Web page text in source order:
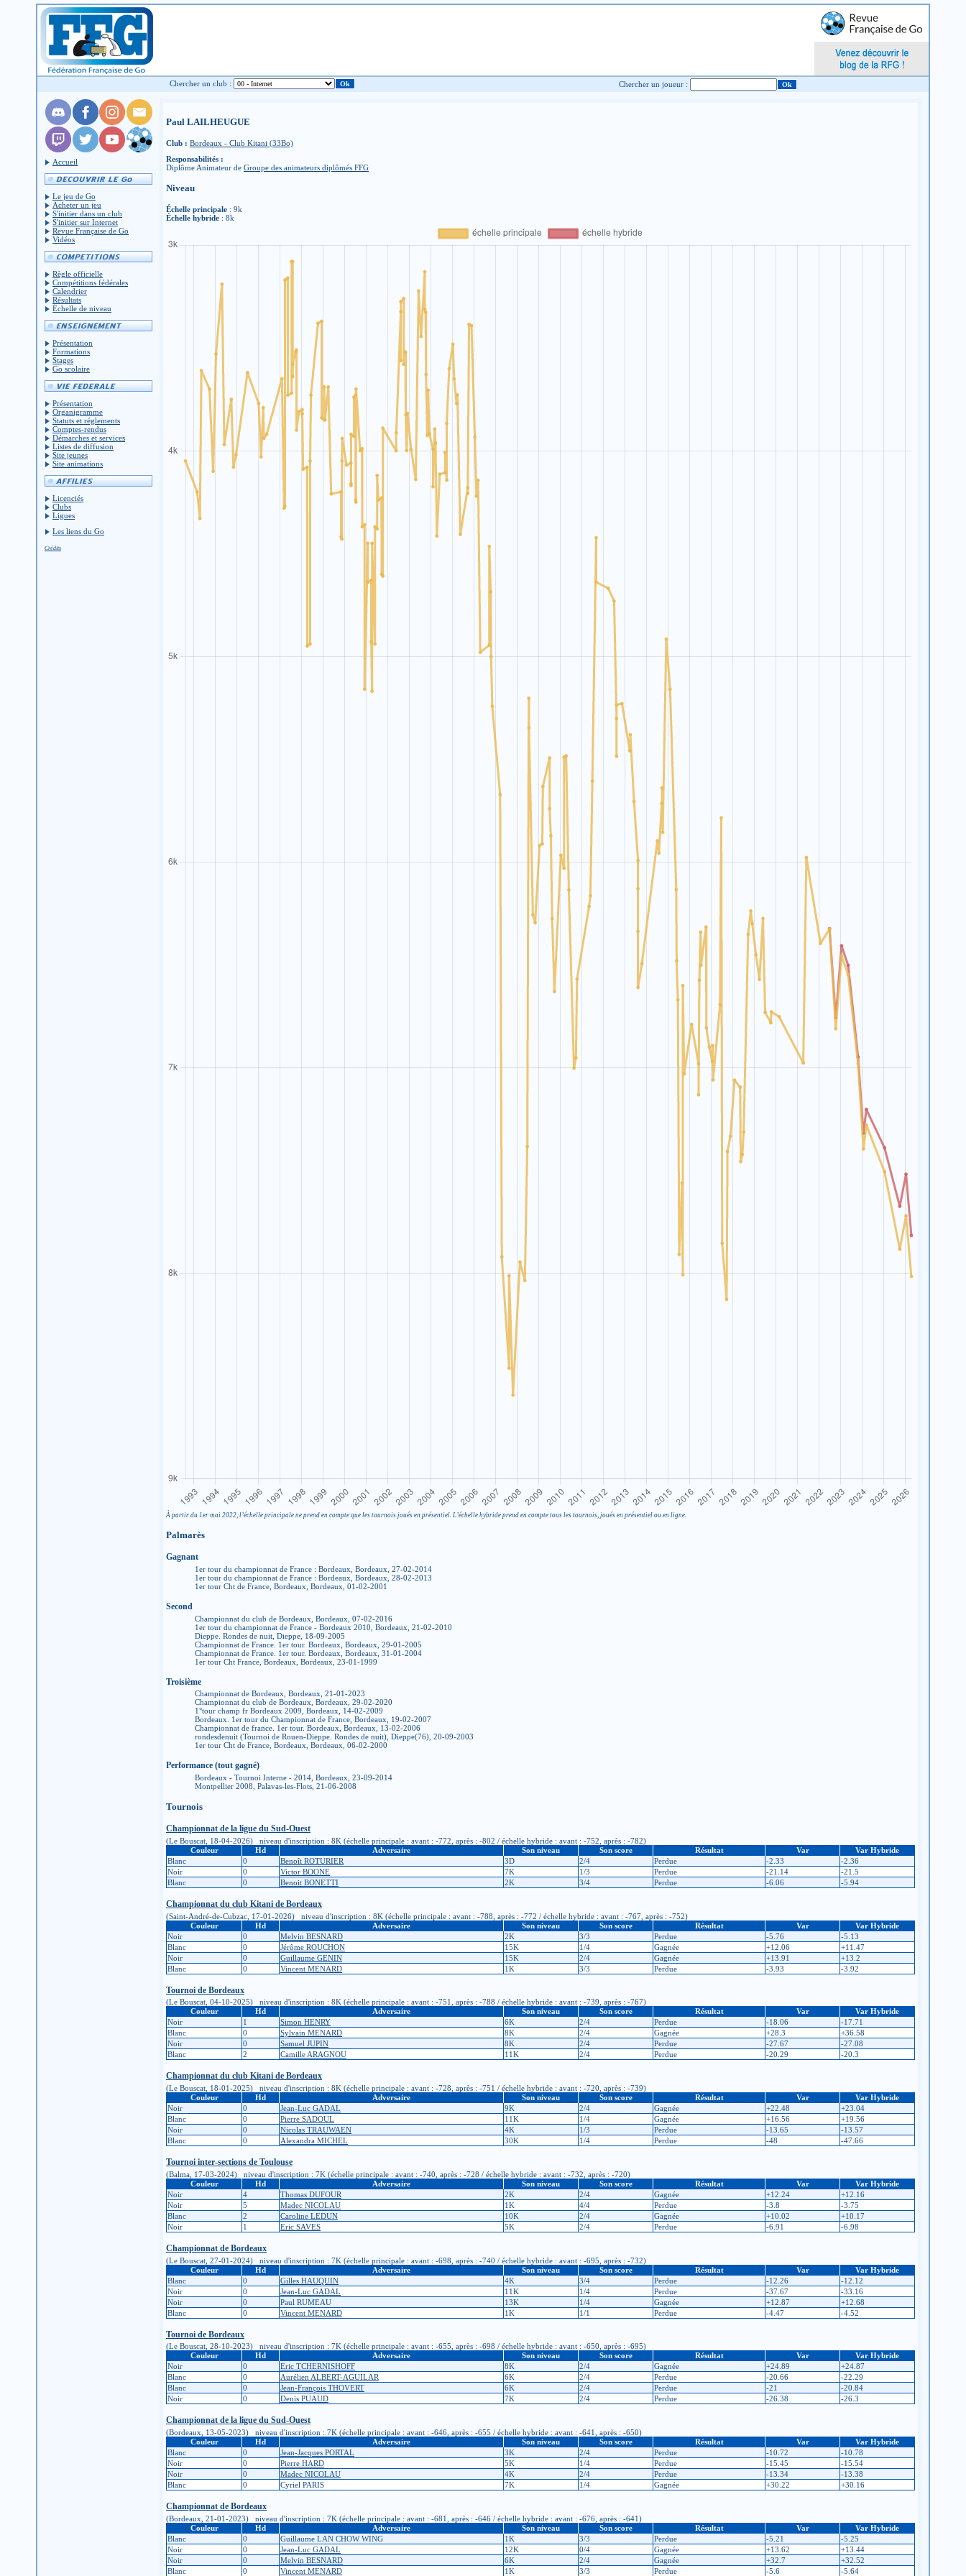
Chercher un club : Chercher un joueur :
Accueil
Le jeu de Go
Acheter un jeu
S'initier dans un club
S'initier sur Internet
Revue Française de Go
Vidéos
Règle officielle
Compétitions fédérales
Calendrier
Résultats
Échelle de niveau
Présentation
Formations
Stages
Go scolaire
Présentation
Organigramme
Statuts et réglements
Comptes-rendus
Démarches et services
Listes de diffusion
Site jeunes
Site animations
Licenciés
Clubs
Ligues
Les liens du Go
Crédits
Paul LAILHEUGUE
Club : Bordeaux - Club Kitani (33Bo)
Responsabilités :
Diplôme Animateur de Groupe des animateurs diplômés FFG
Niveau
Échelle principale : 9k
Échelle hybride : 8k
À partir du 1er mai 2022, l’échelle principale ne prend en compte que les tournois joués en présentiel. L’échelle hybride prend en compte tous les tournois, joués en présentiel ou en ligne.
Palmarès
Gagnant
1er tour du championnat de France : Bordeaux, Bordeaux, 27-02-2014
1er tour du championnat de France : Bordeaux, Bordeaux, 28-02-2013
1er tour Cht de France, Bordeaux, Bordeaux, 01-02-2001
Second
Championnat du club de Bordeaux, Bordeaux, 07-02-2016
1er tour du championnat de France - Bordeaux 2010, Bordeaux, 21-02-2010
Dieppe. Rondes de nuit, Dieppe, 18-09-2005
Championnat de France. 1er tour. Bordeaux, Bordeaux, 29-01-2005
Championnat de France. 1er tour. Bordeaux, Bordeaux, 31-01-2004
1er tour Cht France, Bordeaux, Bordeaux, 23-01-1999
Troisième
Championnat de Bordeaux, Bordeaux, 21-01-2023
Championnat du club de Bordeaux, Bordeaux, 29-02-2020
1°tour champ fr Bordeaux 2009, Bordeaux, 14-02-2009
Bordeaux. 1er tour du Championnat de France, Bordeaux, 19-02-2007
Championnat de france. 1er tour. Bordeaux, Bordeaux, 13-02-2006
rondesdenuit (Tournoi de Rouen-Dieppe. Rondes de nuit), Dieppe(76), 20-09-2003
1er tour Cht de France, Bordeaux, Bordeaux, 06-02-2000
Performance (tout gagné)
Bordeaux - Tournoi Interne - 2014, Bordeaux, 23-09-2014
Montpellier 2008, Palavas-les-Flots, 21-06-2008
Tournois
Championnat de la ligue du Sud-Ouest
(Le Bouscat, 18-04-2026) niveau d'inscription : 8K (échelle principale : avant : -772, après : -802 / échelle hybride : avant : -752, après : -782)
Couleur
Hd Adversaire Son niveau Son score Résultat Var
Var Hybride
Blanc
0 Benoît ROTURIER 3D 2/4 Perdue -2.33
-2.36
Noir
0 Victor BOONE 7K 1/3 Perdue -21.14
-21.5
Blanc
0 Benoit BONETTI 2K 3/4 Perdue -6.06 -5.94
Championnat du club Kitani de Bordeaux
(Saint-André-de-Cubzac, 17-01-2026) niveau d'inscription : 8K (échelle principale : avant : -788, après : -772 / échelle hybride : avant : -767, après : -752)
Couleur
Hd Adversaire Son niveau Son score Résultat Var
Var Hybride
Noir
0 Melvin BESNARD 2K 3/3 Perdue -5.76
-5.13
Blanc
0 Jérôme ROUCHON 15K 1/4 Gagnée +12.06
+11.47
Noir
0 Guillaume GENIN 15K 2/4 Gagnée +13.91
+13.2
Blanc
0 Vincent MENARD 1K 3/3 Perdue -3.93 -3.92
Tournoi de Bordeaux
(Le Bouscat, 04-10-2025) niveau d'inscription : 8K (échelle principale : avant : -751, après : -788 / échelle hybride : avant : -739, après : -767)
Couleur
Hd Adversaire Son niveau Son score Résultat Var
Var Hybride
Noir
1 Simon HENRY 6K 2/4 Perdue -18.06
-17.71
Blanc
0 Sylvain MENARD 8K 2/4 Gagnée +28.3
+36.58
Noir
0 Samuel JUPIN 8K 2/4 Perdue -27.67
-27.08
Blanc
2 Camille ARAGNOU 11K 2/4 Perdue -20.29 -20.3
Championnat du club Kitani de Bordeaux
(Le Bouscat, 18-01-2025) niveau d'inscription : 8K (échelle principale : avant : -728, après : -751 / échelle hybride : avant : -720, après : -739)
Couleur
Hd Adversaire Son niveau Son score Résultat Var
Var Hybride
Noir
0 Jean-Luc GADAL 9K 2/4 Gagnée +22.48
+23.04
Blanc
0 Pierre SADOUL 11K 1/4 Gagnée +16.56
+19.56
Noir
0 Nicolas TRAUWAEN 4K 1/3 Perdue -13.65
-13.57
Blanc
0 Alexandra MICHEL 30K 1/4 Perdue -48 -47.66
Tournoi inter-sections de Toulouse
(Balma, 17-03-2024) niveau d'inscription : 7K (échelle principale : avant : -740, après : -728 / échelle hybride : avant : -732, après : -720)
Couleur
Hd Adversaire Son niveau Son score Résultat Var
Var Hybride
Noir
4 Thomas DUFOUR 2K 2/4 Gagnée +12.24
+12.16
Noir
5 Madec NICOLAU 1K 4/4 Perdue -3.8
-3.75
Blanc
2 Caroline LEDUN 10K 2/4 Gagnée +10.02
+10.17
Noir
1 Eric SAVES 5K 2/4 Perdue -6.91 -6.98
Championnat de Bordeaux
(Le Bouscat, 27-01-2024) niveau d'inscription : 7K (échelle principale : avant : -698, après : -740 / échelle hybride : avant : -695, après : -732)
Couleur
Hd Adversaire Son niveau Son score Résultat Var
Var Hybride
Blanc
0 Gilles HAUQUIN 4K 3/4 Perdue -12.26
-12.12
Noir
0 Jean-Luc GADAL 11K 1/4 Perdue -37.67
-33.16
Noir
0 Paul RUMEAU 13K 1/4 Gagnée +12.87
+12.68
Blanc
0 Vincent MENARD 1K 1/1 Perdue -4.47 -4.52
Tournoi de Bordeaux
(Le Bouscat, 28-10-2023) niveau d'inscription : 7K (échelle principale : avant : -655, après : -698 / échelle hybride : avant : -650, après : -695)
Couleur
Hd Adversaire Son niveau Son score Résultat Var
Var Hybride
Noir
0 Eric TCHERNISHOFF 8K 2/4 Gagnée +24.89
+24.87
Blanc
0 Aurélien ALBERT-AGUILAR 6K 2/4 Perdue -20.66
-22.29
Blanc
0 Jean-François THOVERT 6K 2/4 Perdue -21
-20.84
Noir
0 Denis PUAUD 7K 2/4 Perdue -26.38 -26.3
Championnat de la ligue du Sud-Ouest
(Bordeaux, 13-05-2023) niveau d'inscription : 7K (échelle principale : avant : -646, après : -655 / échelle hybride : avant : -641, après : -650)
Couleur
Hd Adversaire Son niveau Son score Résultat Var
Var Hybride
Blanc
0 Jean-Jacques PORTAL 3K 2/4 Perdue -10.72
-10.78
Noir
0 Pierre HARD 5K 1/4 Perdue -15.45
-15.54
Noir
0 Madec NICOLAU 4K 2/4 Perdue -13.34
-13.38
Blanc
0 Cyriel PARIS 7K 1/4 Gagnée +30.22 +30.16
Championnat de Bordeaux
(Bordeaux, 21-01-2023) niveau d'inscription : 7K (échelle principale : avant : -681, après : -646 / échelle hybride : avant : -676, après : -641)
Couleur
Hd Adversaire Son niveau Son score Résultat Var
Var Hybride
Blanc
0 Guillaume LAN CHOW WING 1K 3/3 Perdue -5.21
-5.25
Noir
0 Jean-Luc GADAL 12K 0/4 Gagnée +13.62
+13.44
Noir
0 Melvin BESNARD 6K 2/4 Gagnée +32.7
+32.52
Blanc
0 Vincent MENARD 1K 3/3 Perdue -5.6 -5.64